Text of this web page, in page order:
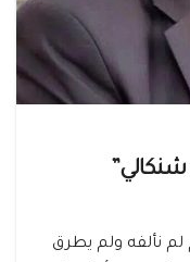
لم نألفه ولم يطرق